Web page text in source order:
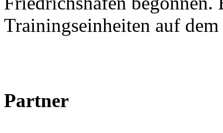
Trainingseinheiten auf
Partner